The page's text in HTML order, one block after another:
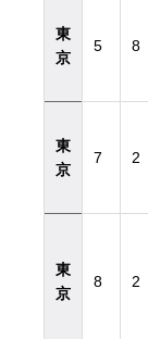
東
京
5 8
東
京
7 2
東
京
8 2